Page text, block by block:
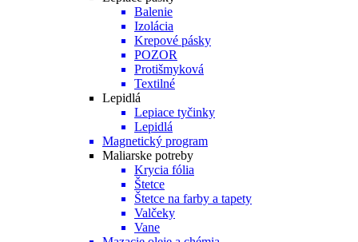
Balenie
Izolácia
Krepové pásky
POZOR
Protišmyková
Textilné
Lepidlá
Lepiace tyčinky
Lepidlá
Magnetický program
Maliarske potreby
Krycia fólia
Štetce
Štetce na farby a tapety
Valčeky
Vane